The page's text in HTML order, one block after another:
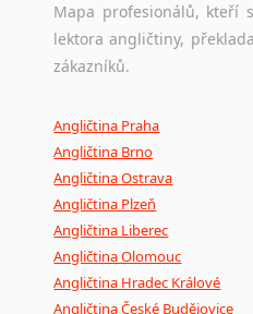
Mapa profesionálů, kteří
lektora angličtiny,
zákazníků.
Angličtina Praha
Angličtina Brno
Angličtina Ostrava
Angličtina Plzeň
Angličtina Liberec
Angličtina Olomouc
Angličtina Hradec Králové
Angličtina České Budějovice